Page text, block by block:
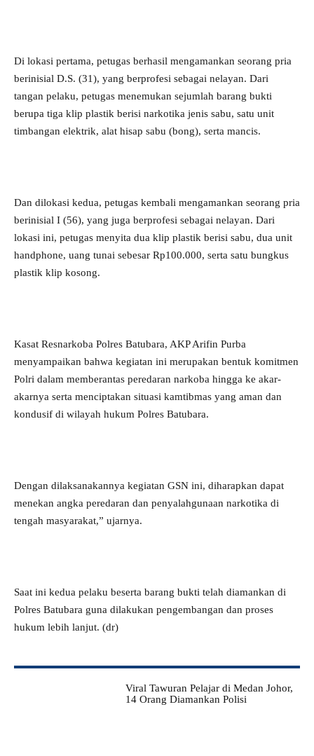
Di lokasi pertama, petugas berhasil mengamankan seorang pria
berinisial D.S. (31), yang berprofesi sebagai nelayan. Dari
tangan pelaku, petugas menemukan sejumlah barang bukti
berupa tiga klip plastik berisi narkotika jenis sabu, satu unit
timbangan elektrik, alat hisap sabu (bong), serta mancis.
Dan dilokasi kedua, petugas kembali mengamankan seorang pria
berinisial I (56), yang juga berprofesi sebagai nelayan. Dari
lokasi ini, petugas menyita dua klip plastik berisi sabu, dua unit
handphone, uang tunai sebesar Rp100.000, serta satu bungkus
plastik klip kosong.
Kasat Resnarkoba Polres Batubara, AKP Arifin Purba
menyampaikan bahwa kegiatan ini merupakan bentuk komitmen
Polri dalam memberantas peredaran narkoba hingga ke akar-
akarnya serta menciptakan situasi kamtibmas yang aman dan
kondusif di wilayah hukum Polres Batubara.
Dengan dilaksanakannya kegiatan GSN ini, diharapkan dapat
menekan angka peredaran dan penyalahgunaan narkotika di
tengah masyarakat,” ujarnya.
Saat ini kedua pelaku beserta barang bukti telah diamankan di
Polres Batubara guna dilakukan pengembangan dan proses
hukum lebih lanjut. (dr)
Viral Tawuran Pelajar di Medan Johor,
14 Orang Diamankan Polisi